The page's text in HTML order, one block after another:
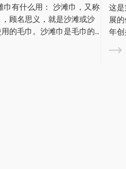
这是第30届中国（深圳）国际礼品
展的倒数 。 深圳国际礼品展自1993
年创办以来，已成功举办29届，并
于2005年通过UFI（全球展览业协
会）认证，被誉为“中国旗舰礼品家